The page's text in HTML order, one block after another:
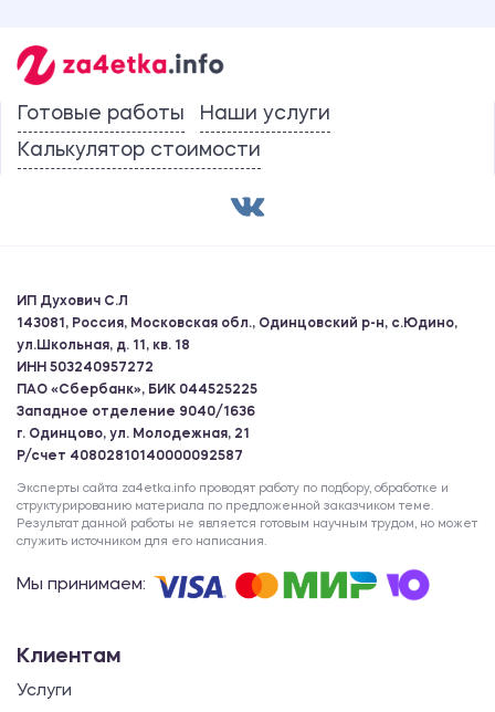
Готовые работы
Наши услуги
Калькулятор стоимости
ИП Духович С.Л
143081, Россия, Московская обл., Одинцовский р-н, с.Юдино,
ул.Школьная, д. 11, кв. 18
ИНН 503240957272
ПАО «Сбербанк», БИК 044525225
Западное отделение 9040/1636
г. Одинцово, ул. Молодежная, 21
Р/счет 40802810140000092587
Эксперты сайта za4etka.info проводят работу по подбору, обработке и
структурированию материала по предложенной заказчиком теме.
Результат данной работы не является готовым научным трудом, но может
служить источником для его написания.
Мы принимаем:
Клиентам
Услуги